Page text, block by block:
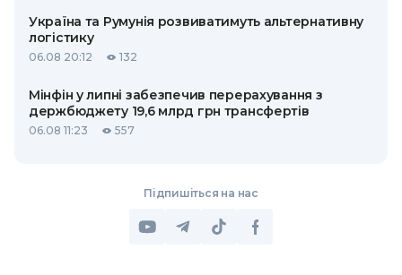
Україна та Румунія розвиватимуть альтернативну
логістику
06.08 20:12 132
Мінфін у липні забезпечив перерахування з
держбюджету 19,6 млрд грн трансфертів
06.08 11:23 557
Підпишіться на нас